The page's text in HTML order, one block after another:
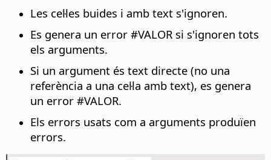
Les cel·les buides i amb text s'ignoren.
Es genera un error #VALOR si s'ignoren tots
els arguments.
Si un argument és text directe (no una
referència a una cel·la amb text), es genera
un error #VALOR.
Els errors usats com a arguments produïen
errors.